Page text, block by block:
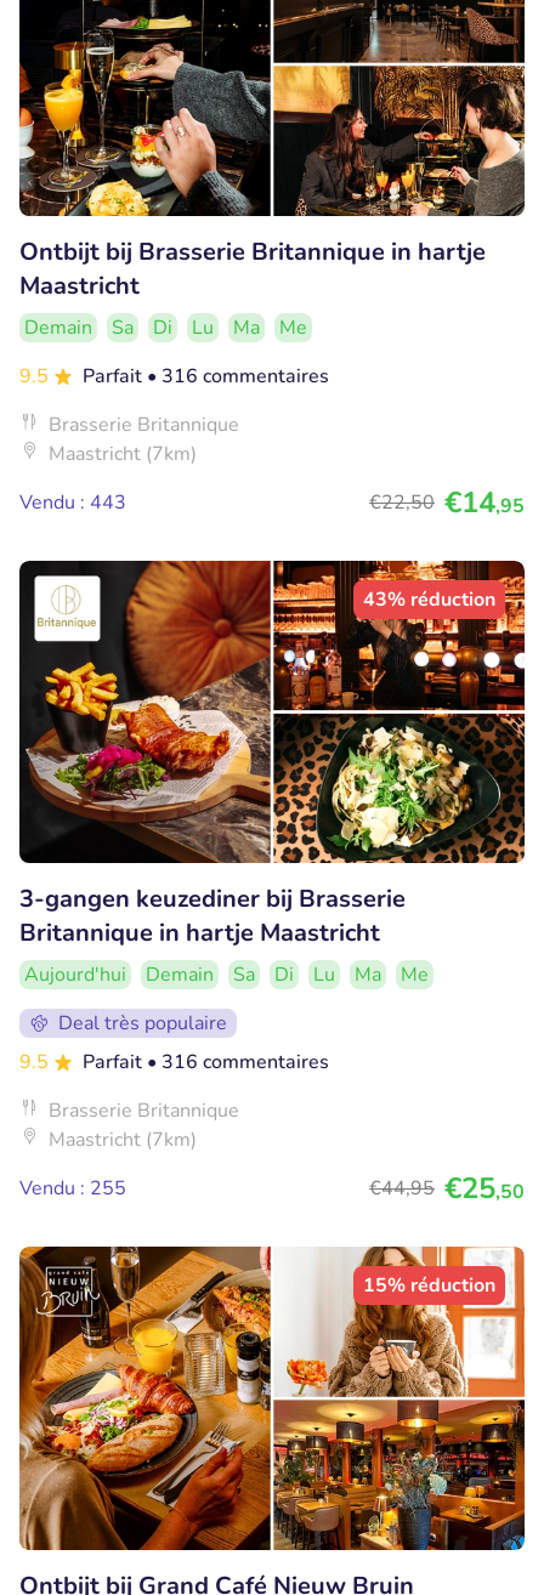
Ontbijt bij Brasserie Britannique in hartje
Maastricht
Demain Sa Di Lu Ma
Me
9.5
Parfait • 316 commentaires
Brasserie Britannique
Maastricht (7km)
Vendu : 443
€22,50 €14,95
43% réduction
3-gangen keuzediner bij Brasserie
Britannique in hartje Maastricht
Aujourd'hui Demain Sa Di Lu Ma
Me
Deal très populaire
9.5
Parfait • 316 commentaires
Brasserie Britannique
Maastricht (7km)
Vendu : 255
€44,95 €25,50
15% réduction
Ontbijt bij Grand Café Nieuw Bruin